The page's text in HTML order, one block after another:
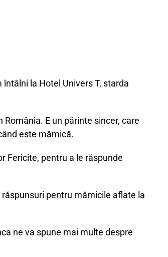
la Hotel Univers T, starda
E un părinte sincer, care
este mămică.
Fericite, pentru a le răspunde
pentru mămicile aflate la
ne va spune mai multe despre